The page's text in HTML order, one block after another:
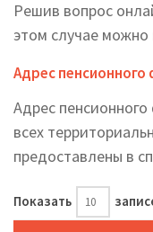
Решив вопрос
этом случае можно
Адрес
Адрес
всех
предоставлены в
Показать